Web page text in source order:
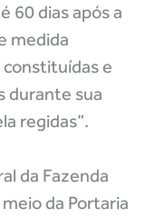
60 dias após a
medida
constituídas e
durante sua
regidas”.
da Fazenda
da Portaria